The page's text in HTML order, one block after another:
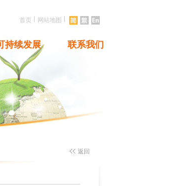
首页 网站地图
持续发展 联系我们
返回